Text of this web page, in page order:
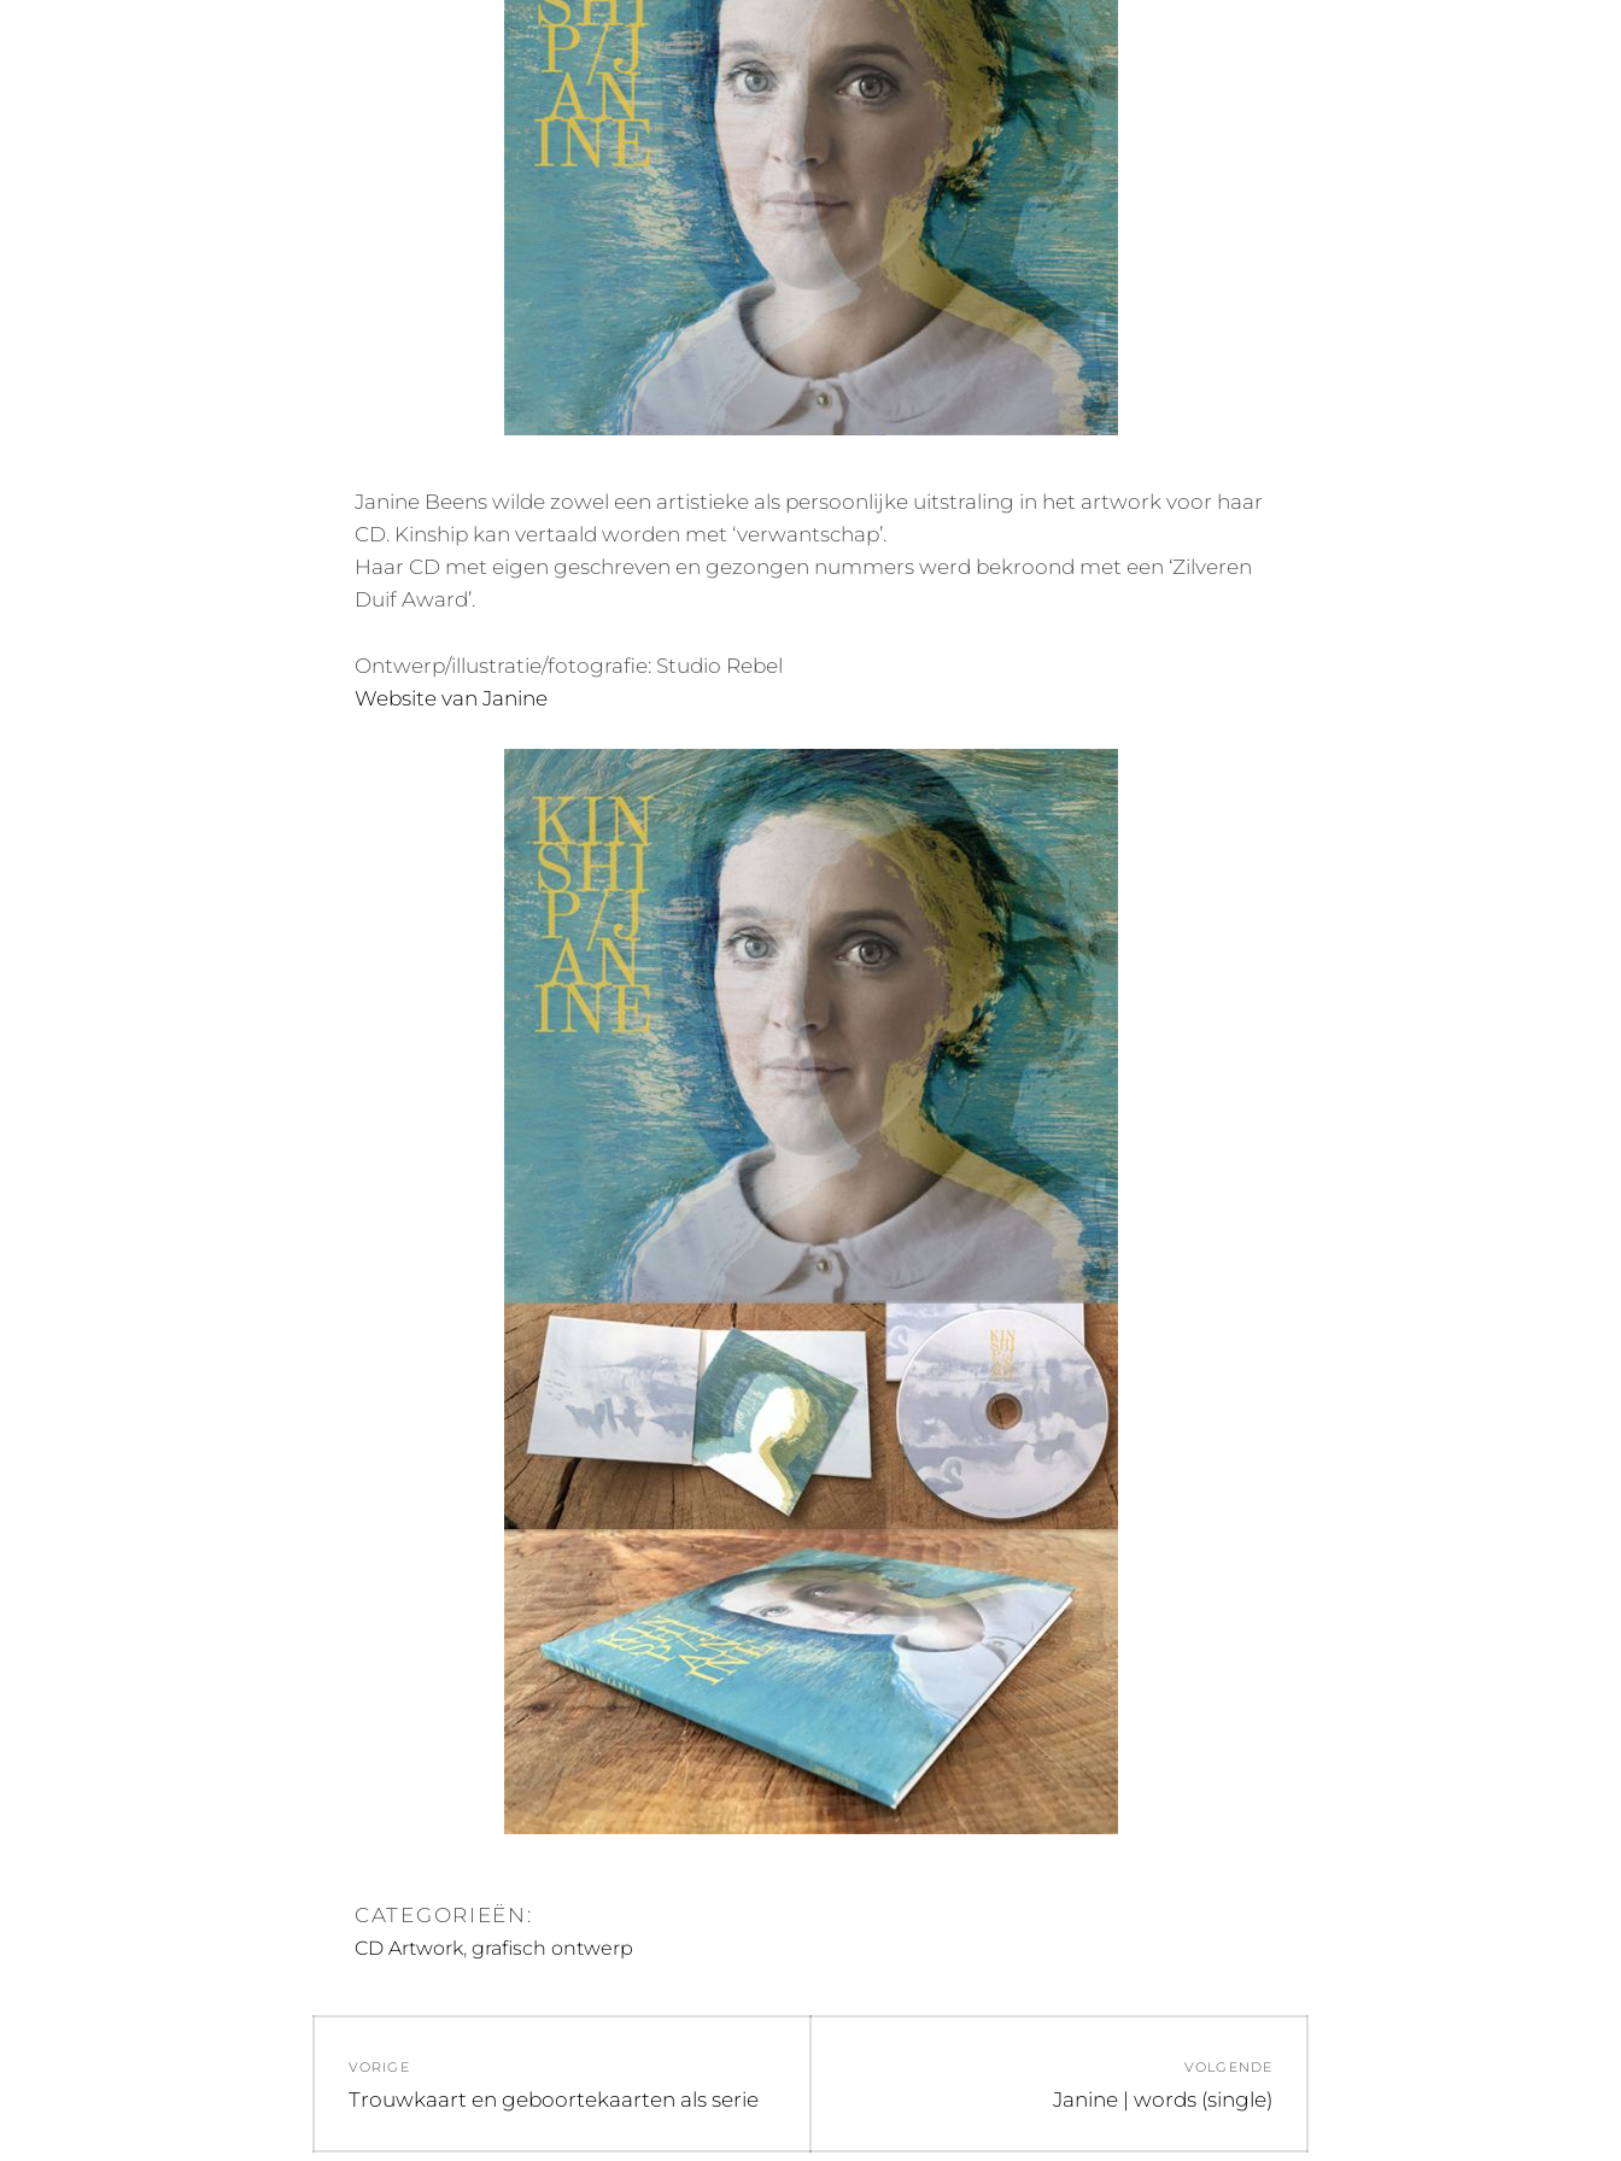
Janine Beens wilde zowel een artistieke als persoonlijke uitstraling in het artwork voor haar
CD. Kinship kan vertaald worden met ‘verwantschap’.
Haar CD met eigen geschreven en gezongen nummers werd bekroond met een ‘Zilveren
Duif Award’.
Ontwerp/illustratie/fotografie: Studio Rebel
Website van Janine
CATEGORIEËN:
CD Artwork, grafisch ontwerp
navigatie
VORIGE
Vorig
Trouwkaart en geboortekaarten als serie
VOLGENDE
Volgend
Janine | words (single)